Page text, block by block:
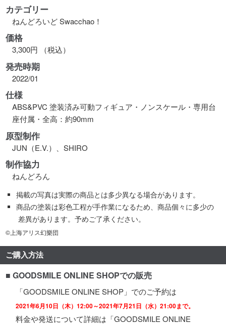
カテゴリー
ねんどろいど Swacchao！
価格
3,300円 （税込）
発売時期
2022/01
仕様
ABS&PVC 塗装済み可動フィギュア・ノンスケール・専用台
座付属・全高：約90mm
原型制作
JUN（E.V.）、SHIRO
制作協力
ねんどろん
掲載の写真は実際の商品とは多少異なる場合があります。
商品の塗装は彩色工程が手作業になるため、商品個々に多少の
差異があります。予めご了承ください。
©上海アリス幻樂団
ご購入方法
■ GOODSMILE ONLINE SHOPでの販売
「GOODSMILE ONLINE SHOP」でのご予約は
2021年6月10日（木）12:00～2021年7月21日（水）21:00まで。
料金や発送について詳細は「GOODSMILE ONLINE